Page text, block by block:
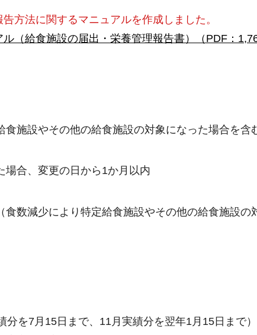
方法に関するマニュアルを作成しました。
（給食施設の届出・栄養管理報告書）（PDF：
施設やその他の給食施設の対象になった場合を含
場合、変更の日から1か月以内
数減少により特定給食施設やその他の給食施設の
を7月15日まで、11月実績分を翌年1月15日まで